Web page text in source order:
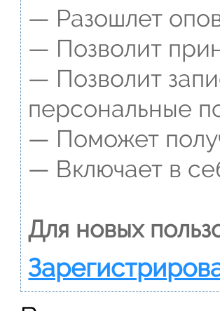
— Разошлет
— Позволит
— Позволит
персональные
— Поможет
— Включает в
Для новых